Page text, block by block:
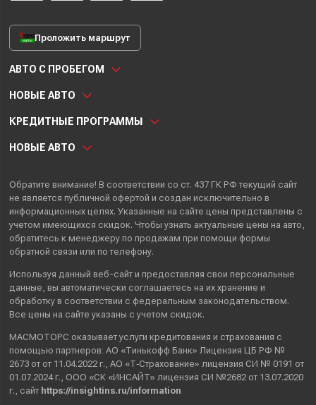
Проложить маршрут
АВТО С ПРОБЕГОМ
НОВЫЕ АВТО
КРЕДИТНЫЕ ПРОГРАММЫ
НОВЫЕ АВТО
Обратите внимание! В соответствии со ст. 437 ГК РФ текущий сайт
не является публичной офертой и создан исключительно в
информационных целях. Указанные на сайте цены представлены с
учетом имеющихся скидок. Чтобы узнать актуальные цены на авто,
обратитесь к менеджеру по продажам при помощи формы
обратной связи или по телефону.
Используя данный веб-сайт и предоставляя свои персональные
данные , вы автоматически соглашаетесь на их хранение и
обработку в соответствии с федеральным законодательством.
Все цены на сайте указаны с учетом скидок.
МАСМОТОРС оказывает услуги кредитования и страхования с
помощью партнеров: АО «Тинькофф Банк» Лицензия ЦБ РФ №
2673 от от 11.04.2022 г., АО «Т‑Страхование» лицензия СИ № 0191 от
01.07.2024 г., ООО «СК «ИНСАЙТ» лицензия СИ №2682 от 13.07.2020
г., сайт https://insightins.ru/information